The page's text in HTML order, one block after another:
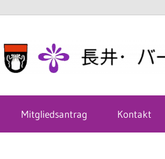
Mitgliedsantrag Kontakt